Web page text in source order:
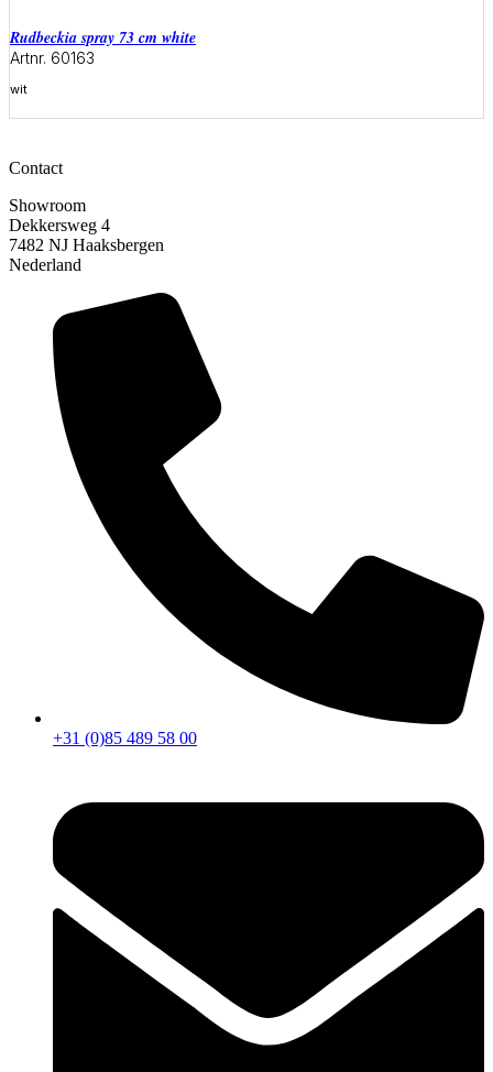
rudbeckia spray 73 cm white
Artnr. 60163
wit
Contact
Showroom
Dekkersweg 4
7482 NJ Haaksbergen
Nederland
+31 (0)85 489 58 00